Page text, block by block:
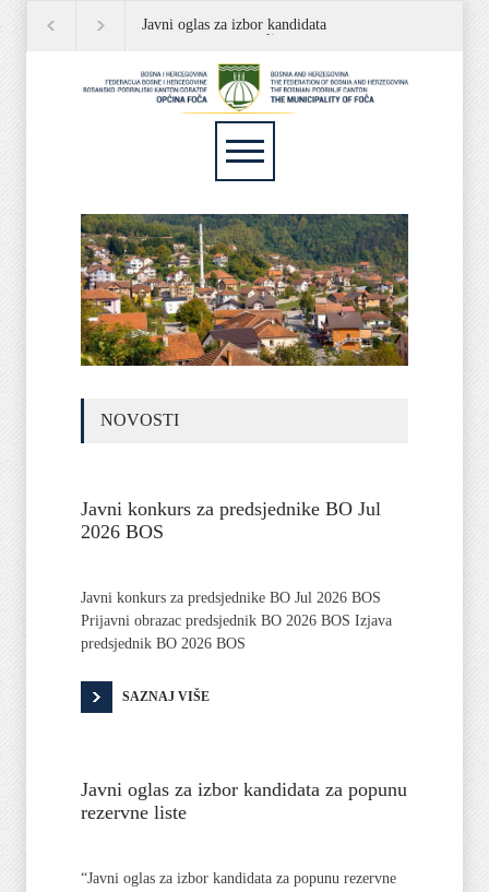
Javni oglas za izbor kandidata
za popunu rezervne liste
NOVOSTI
Javni konkurs za predsjednike BO Jul
2026 BOS
Javni konkurs za predsjednike BO Jul 2026 BOS
Prijavni obrazac predsjednik BO 2026 BOS Izjava
predsjednik BO 2026 BOS
SAZNAJ VIŠE
Javni oglas za izbor kandidata za popunu
rezervne liste
“Javni oglas za izbor kandidata za popunu rezervne